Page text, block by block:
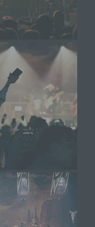
so genannte
Dies dient
effektiver und
und
mit welcher ihr
oder mobilen
welche
Computersystem
Sie können die
und
Einstellung in
verwenden
eine sogenannte
eindeutige
aus einer
und
zugeordnet
gespeichert
individuellen